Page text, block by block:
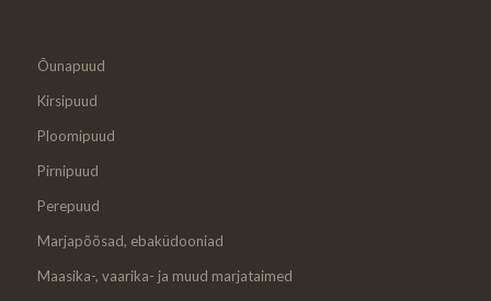
Õunapuud
Kirsipuud
Ploomipuud
Pirnipuud
Perepuud
Marjapõõsad, ebaküdooniad
Maasika-, vaarika- ja muud marjataimed